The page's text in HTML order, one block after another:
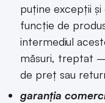
puține excepții și
funcție de
intermediul
măsuri, treptat
de preț sau
garanția